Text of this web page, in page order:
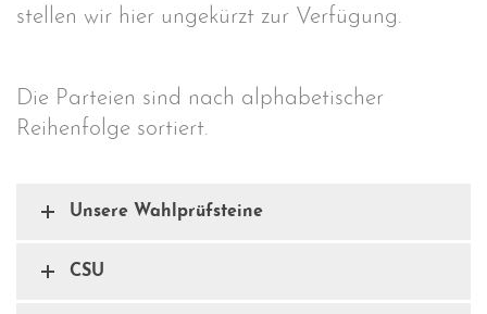
stellen wir hier ungekürzt zur Verfügung.
Die Parteien sind nach alphabetischer
Reihenfolge sortiert.
Unsere Wahlprüfsteine
CSU